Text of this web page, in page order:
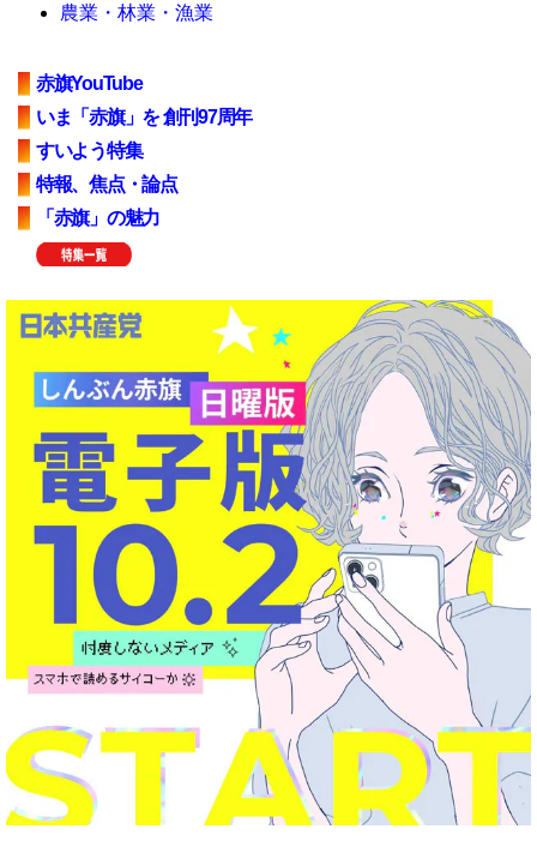
農業・林業・漁業
赤旗YouTube
いま「赤旗」を 創刊97周年
すいよう特集
特報、焦点・論点
「赤旗」の魅力